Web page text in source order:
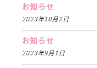
お知らせ
2023年10月2日
お知らせ
2023年9月1日